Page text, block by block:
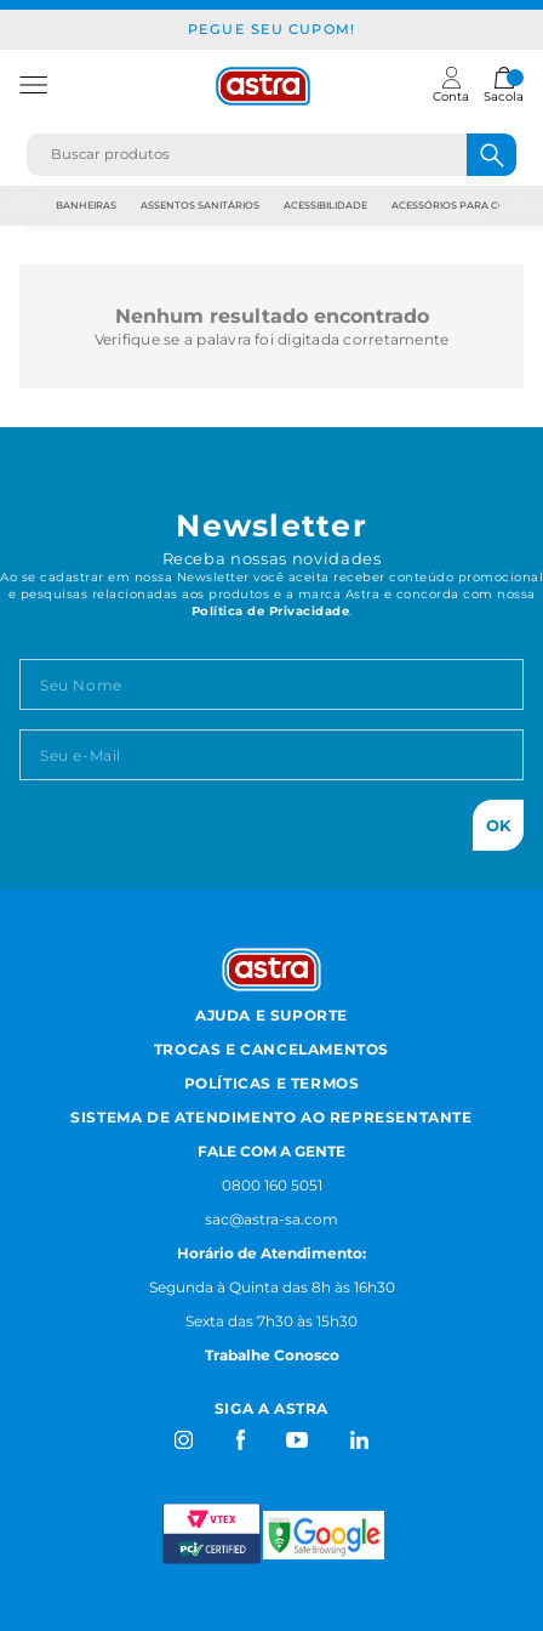
PEGUE SEU CUPOM!
Conta Sacola
BANHEIRAS ASSENTOS SANITÁRIOS ACESSIBILIDADE ACESSÓRIOS PARA
Nenhum resultado encontrado
Verifique se a palavra foi digitada corretamente
Newsletter
Receba nossas novidades
Ao se cadastrar em nossa Newsletter você aceita receber conteúdo promocional
e pesquisas relacionadas aos produtos e a marca Astra e concorda com nossa
Política de Privacidade.
OK
AJUDA E SUPORTE
TROCAS E CANCELAMENTOS
POLÍTICAS E TERMOS
SISTEMA DE ATENDIMENTO AO REPRESENTANTE
FALE COM A GENTE
0800 160 5051
sac@astra-sa.com
Horário de Atendimento:
Segunda à Quinta das 8h às 16h30
Sexta das 7h30 às 15h30
Trabalhe Conosco
SIGA A ASTRA